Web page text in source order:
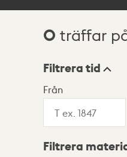
0 träffar
Visningsläge
Lista
Filtrera tid
Från
Filtrera